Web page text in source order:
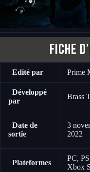
Fiche
Edité par Prime
Développé
par
Brass
Date de
sortie
3
2022
Plateformes
PC,
Xbox